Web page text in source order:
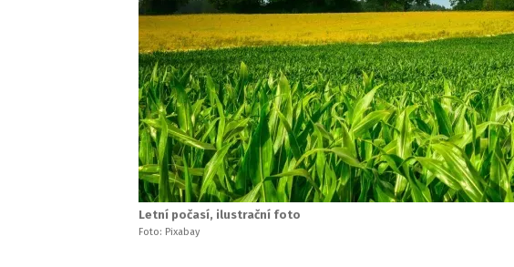
Letní počasí, ilustrační foto
Foto: Pixabay